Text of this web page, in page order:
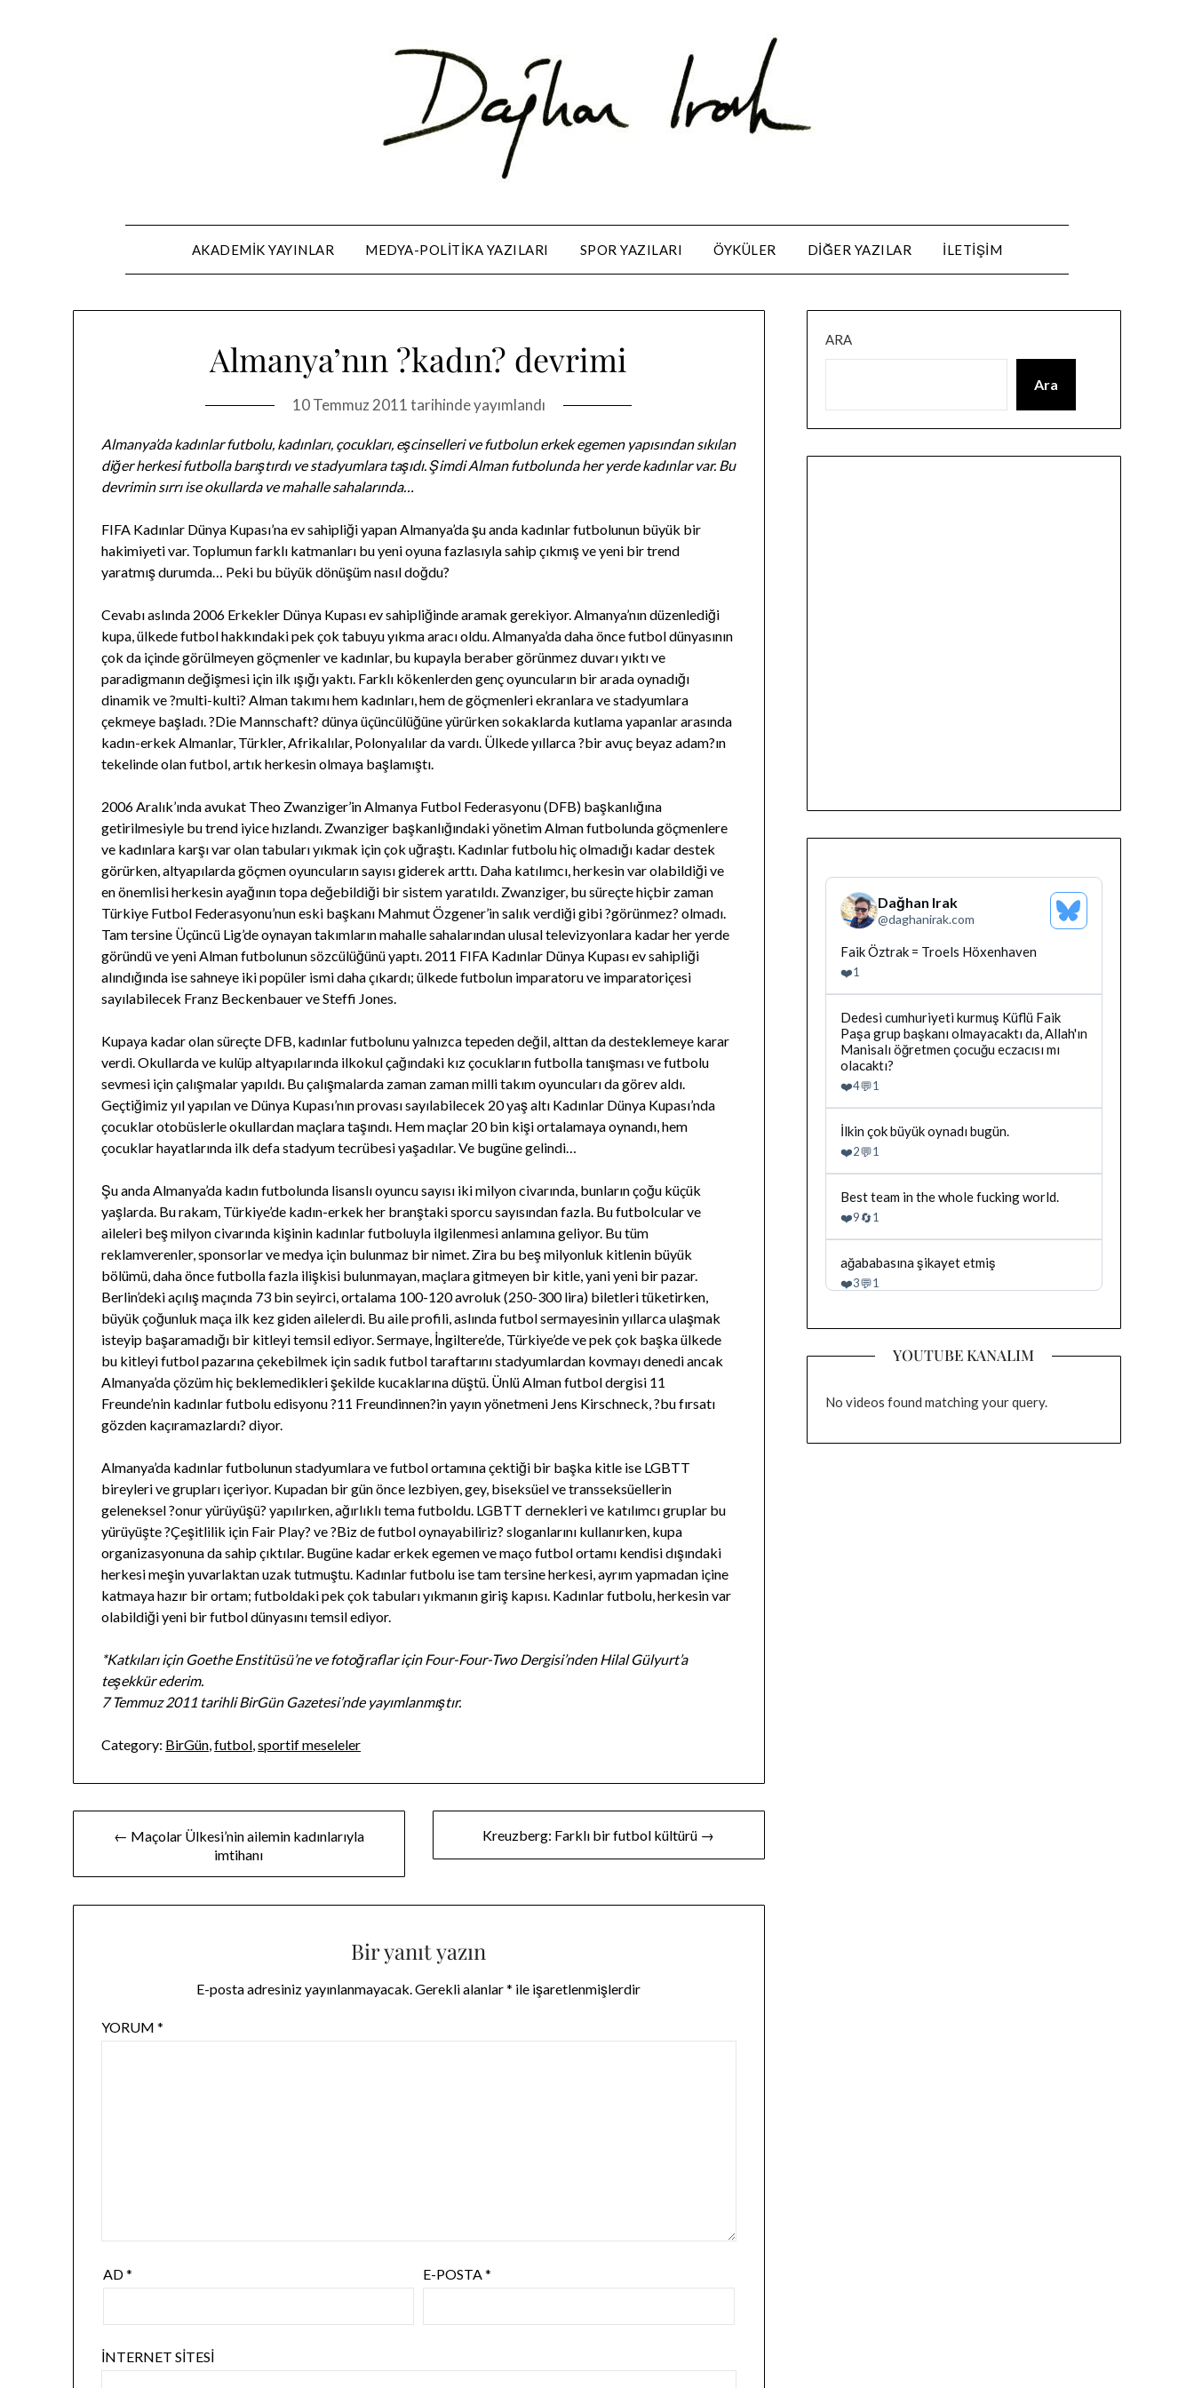
AKADEMIK YAYINLAR MEDYA-POLITIKA YAZILARI SPOR YAZILARI ÖYKÜLER DIĞER YAZILAR ILETIŞIM
Almanya’nın ?kadın? devrimi
10 Temmuz 2011tarihinde yayımlandı
Almanya’da kadınlar futbolu, kadınları, çocukları, eşcinselleri ve futbolun erkek egemen yapısından sıkılan
diğer herkesi futbolla barıştırdı ve stadyumlara taşıdı. Şimdi Alman futbolunda her yerde kadınlar var. Bu
devrimin sırrı ise okullarda ve mahalle sahalarında…
FIFA Kadınlar Dünya Kupası’na ev sahipliği yapan Almanya’da şu anda kadınlar futbolunun büyük bir
hakimiyeti var. Toplumun farklı katmanları bu yeni oyuna fazlasıyla sahip çıkmış ve yeni bir trend
yaratmış durumda… Peki bu büyük dönüşüm nasıl doğdu?
Cevabı aslında 2006 Erkekler Dünya Kupası ev sahipliğinde aramak gerekiyor. Almanya’nın düzenlediği
kupa, ülkede futbol hakkındaki pek çok tabuyu yıkma aracı oldu. Almanya’da daha önce futbol dünyasının
çok da içinde görülmeyen göçmenler ve kadınlar, bu kupayla beraber görünmez duvarı yıktı ve
paradigmanın değişmesi için ilk ışığı yaktı. Farklı kökenlerden genç oyuncuların bir arada oynadığı
dinamik ve ?multi-kulti? Alman takımı hem kadınları, hem de göçmenleri ekranlara ve stadyumlara
çekmeye başladı. ?Die Mannschaft? dünya üçüncülüğüne yürürken sokaklarda kutlama yapanlar arasında
kadın-erkek Almanlar, Türkler, Afrikalılar, Polonyalılar da vardı. Ülkede yıllarca ?bir avuç beyaz adam?ın
tekelinde olan futbol, artık herkesin olmaya başlamıştı.
2006 Aralık’ında avukat Theo Zwanziger’in Almanya Futbol Federasyonu (DFB) başkanlığına
getirilmesiyle bu trend iyice hızlandı. Zwanziger başkanlığındaki yönetim Alman futbolunda göçmenlere
ve kadınlara karşı var olan tabuları yıkmak için çok uğraştı. Kadınlar futbolu hiç olmadığı kadar destek
görürken, altyapılarda göçmen oyuncuların sayısı giderek arttı. Daha katılımcı, herkesin var olabildiği ve
en önemlisi herkesin ayağının topa değebildiği bir sistem yaratıldı. Zwanziger, bu süreçte hiçbir zaman
Türkiye Futbol Federasyonu’nun eski başkanı Mahmut Özgener’in salık verdiği gibi ?görünmez? olmadı.
Tam tersine Üçüncü Lig’de oynayan takımların mahalle sahalarından ulusal televizyonlara kadar her yerde
göründü ve yeni Alman futbolunun sözcülüğünü yaptı. 2011 FIFA Kadınlar Dünya Kupası ev sahipliği
alındığında ise sahneye iki popüler ismi daha çıkardı; ülkede futbolun imparatoru ve imparatoriçesi
sayılabilecek Franz Beckenbauer ve Steffi Jones.
Kupaya kadar olan süreçte DFB, kadınlar futbolunu yalnızca tepeden değil, alttan da desteklemeye karar
verdi. Okullarda ve kulüp altyapılarında ilkokul çağındaki kız çocukların futbolla tanışması ve futbolu
sevmesi için çalışmalar yapıldı. Bu çalışmalarda zaman zaman milli takım oyuncuları da görev aldı.
Geçtiğimiz yıl yapılan ve Dünya Kupası’nın provası sayılabilecek 20 yaş altı Kadınlar Dünya Kupası’nda
çocuklar otobüslerle okullardan maçlara taşındı. Hem maçlar 20 bin kişi ortalamaya oynandı, hem
çocuklar hayatlarında ilk defa stadyum tecrübesi yaşadılar. Ve bugüne gelindi…
Şu anda Almanya’da kadın futbolunda lisanslı oyuncu sayısı iki milyon civarında, bunların çoğu küçük
yaşlarda. Bu rakam, Türkiye’de kadın-erkek her branştaki sporcu sayısından fazla. Bu futbolcular ve
aileleri beş milyon civarında kişinin kadınlar futboluyla ilgilenmesi anlamına geliyor. Bu tüm
reklamverenler, sponsorlar ve medya için bulunmaz bir nimet. Zira bu beş milyonluk kitlenin büyük
bölümü, daha önce futbolla fazla ilişkisi bulunmayan, maçlara gitmeyen bir kitle, yani yeni bir pazar.
Berlin’deki açılış maçında 73 bin seyirci, ortalama 100-120 avroluk (250-300 lira) biletleri tüketirken,
büyük çoğunluk maça ilk kez giden ailelerdi. Bu aile profili, aslında futbol sermayesinin yıllarca ulaşmak
isteyip başaramadığı bir kitleyi temsil ediyor. Sermaye, İngiltere’de, Türkiye’de ve pek çok başka ülkede
bu kitleyi futbol pazarına çekebilmek için sadık futbol taraftarını stadyumlardan kovmayı denedi ancak
Almanya’da çözüm hiç beklemedikleri şekilde kucaklarına düştü. Ünlü Alman futbol dergisi 11
Freunde’nin kadınlar futbolu edisyonu ?11 Freundinnen?in yayın yönetmeni Jens Kirschneck, ?bu fırsatı
gözden kaçıramazlardı? diyor.
Almanya’da kadınlar futbolunun stadyumlara ve futbol ortamına çektiği bir başka kitle ise LGBTT
bireyleri ve grupları içeriyor. Kupadan bir gün önce lezbiyen, gey, biseksüel ve transseksüellerin
geleneksel ?onur yürüyüşü? yapılırken, ağırlıklı tema futboldu. LGBTT dernekleri ve katılımcı gruplar bu
yürüyüşte ?Çeşitlilik için Fair Play? ve ?Biz de futbol oynayabiliriz? sloganlarını kullanırken, kupa
organizasyonuna da sahip çıktılar. Bugüne kadar erkek egemen ve maço futbol ortamı kendisi dışındaki
herkesi meşin yuvarlaktan uzak tutmuştu. Kadınlar futbolu ise tam tersine herkesi, ayrım yapmadan içine
katmaya hazır bir ortam; futboldaki pek çok tabuları yıkmanın giriş kapısı. Kadınlar futbolu, herkesin var
olabildiği yeni bir futbol dünyasını temsil ediyor.
*Katkıları için Goethe Enstitüsü’ne ve fotoğraflar için Four-Four-Two Dergisi’nden Hilal Gülyurt’a
teşekkür ederim.
7 Temmuz 2011 tarihli BirGün Gazetesi’nde yayımlanmıştır.
Category: BirGün,futbol,sportif meseleler
← Maçolar Ülkesi’nin ailemin kadınlarıyla
imtihanı
Kreuzberg: Farklı bir futbol kültürü →
Bir yanıt yazın
E-posta adresiniz yayınlanmayacak. Gerekli alanlar* ile işaretlenmişlerdir
YORUM*
AD* E-POSTA*
İNTERNET SITESI
ARA
Ara
Dağhan Irak
@daghanirak.com
Bluesky
Profilini
Bluesky'da
Dağhan
Irak
tarafindan
yazilan
gonderiyi
goruntule
Faik Öztrak = Troels Höxenhaven
❤️1
Bluesky'da
Dağhan
Irak
tarafindan
yazilan
gonderiyi
goruntule
Dedesi cumhuriyeti kurmuş Küflü Faik
Paşa grup başkanı olmayacaktı da, Allah'ın
Manisalı öğretmen çocuğu eczacısı mı
olacaktı?
❤️4💬1
Bluesky'da
Dağhan
Irak
tarafindan
yazilan
gonderiyi
goruntule
İlkin çok büyük oynadı bugün.
❤️2💬1
Bluesky'da
Dağhan
Irak
tarafindan
yazilan
gonderiyi
goruntule
Best team in the whole fucking world.
❤️9🔄1
Bluesky'da
Dağhan
Irak
yazilan
goruntule
ağababasına şikayet etmiş
❤️3💬1
YOUTUBE KANALIM
No videos found matching your query.